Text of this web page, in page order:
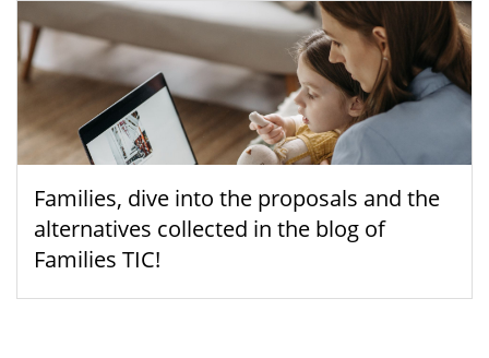
Families, dive into the proposals and the
alternatives collected in the blog of
Families TIC!